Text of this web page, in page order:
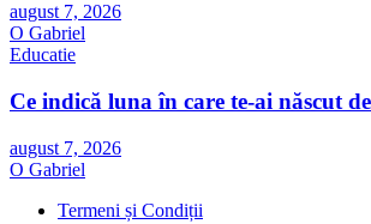
august 7, 2026
O Gabriel
Educatie
Ce indică luna în care te-ai născut
august 7, 2026
O Gabriel
Termeni și Condiții